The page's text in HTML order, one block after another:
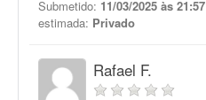
Submetido: 11/03/2025 às 21:57
estimada: Privado
Rafael F.